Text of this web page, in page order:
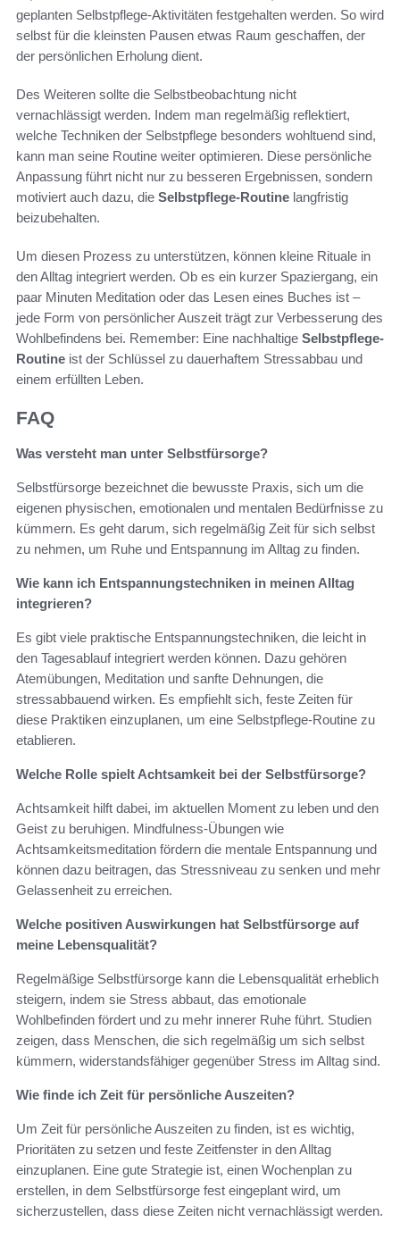
geplanten Selbstpflege-Aktivitäten festgehalten werden. So wird
selbst für die kleinsten Pausen etwas Raum geschaffen, der
der persönlichen Erholung dient.
Des Weiteren sollte die Selbstbeobachtung nicht
vernachlässigt werden. Indem man regelmäßig reflektiert,
welche Techniken der Selbstpflege besonders wohltuend sind,
kann man seine Routine weiter optimieren. Diese persönliche
Anpassung führt nicht nur zu besseren Ergebnissen, sondern
motiviert auch dazu, die Selbstpflege-Routine langfristig
beizubehalten.
Um diesen Prozess zu unterstützen, können kleine Rituale in
den Alltag integriert werden. Ob es ein kurzer Spaziergang, ein
paar Minuten Meditation oder das Lesen eines Buches ist –
jede Form von persönlicher Auszeit trägt zur Verbesserung des
Wohlbefindens bei. Remember: Eine nachhaltige Selbstpflege-
Routine ist der Schlüssel zu dauerhaftem Stressabbau und
einem erfüllten Leben.
FAQ
Was versteht man unter Selbstfürsorge?
Selbstfürsorge bezeichnet die bewusste Praxis, sich um die
eigenen physischen, emotionalen und mentalen Bedürfnisse zu
kümmern. Es geht darum, sich regelmäßig Zeit für sich selbst
zu nehmen, um Ruhe und Entspannung im Alltag zu finden.
Wie kann ich Entspannungstechniken in meinen Alltag
integrieren?
Es gibt viele praktische Entspannungstechniken, die leicht in
den Tagesablauf integriert werden können. Dazu gehören
Atemübungen, Meditation und sanfte Dehnungen, die
stressabbauend wirken. Es empfiehlt sich, feste Zeiten für
diese Praktiken einzuplanen, um eine Selbstpflege-Routine zu
etablieren.
Welche Rolle spielt Achtsamkeit bei der Selbstfürsorge?
Achtsamkeit hilft dabei, im aktuellen Moment zu leben und den
Geist zu beruhigen. Mindfulness-Übungen wie
Achtsamkeitsmeditation fördern die mentale Entspannung und
können dazu beitragen, das Stressniveau zu senken und mehr
Gelassenheit zu erreichen.
Welche positiven Auswirkungen hat Selbstfürsorge auf
meine Lebensqualität?
Regelmäßige Selbstfürsorge kann die Lebensqualität erheblich
steigern, indem sie Stress abbaut, das emotionale
Wohlbefinden fördert und zu mehr innerer Ruhe führt. Studien
zeigen, dass Menschen, die sich regelmäßig um sich selbst
kümmern, widerstandsfähiger gegenüber Stress im Alltag sind.
Wie finde ich Zeit für persönliche Auszeiten?
Um Zeit für persönliche Auszeiten zu finden, ist es wichtig,
Prioritäten zu setzen und feste Zeitfenster in den Alltag
einzuplanen. Eine gute Strategie ist, einen Wochenplan zu
erstellen, in dem Selbstfürsorge fest eingeplant wird, um
sicherzustellen, dass diese Zeiten nicht vernachlässigt werden.